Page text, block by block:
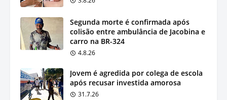
Segunda morte é confirmada após
colisão entre ambulância de Jacobina e
carro na BR-324
4.8.26
Jovem é agredida por colega de escola
após recusar investida amorosa
31.7.26